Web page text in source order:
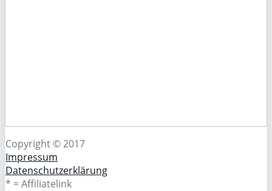
Copyright © 2017
Impressum
Datenschutzerklärung
* = Affiliatelink